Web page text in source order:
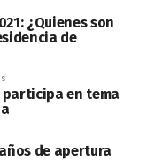
¿Quienes son
de
participa en tema
de apertura